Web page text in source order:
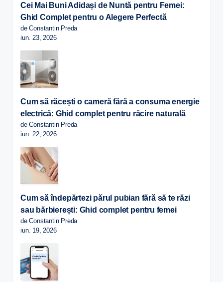
Cei Mai Buni Adidași de Nuntă pentru Femei:
Ghid Complet pentru o Alegere Perfectă
de Constantin Preda
iun. 23, 2026
Cum să răcești o cameră fără a consuma energie
electrică: Ghid complet pentru răcire naturală
de Constantin Preda
iun. 22, 2026
Cum să îndepărtezi părul pubian fără să te răzi
sau bărbierești: Ghid complet pentru femei
de Constantin Preda
iun. 19, 2026